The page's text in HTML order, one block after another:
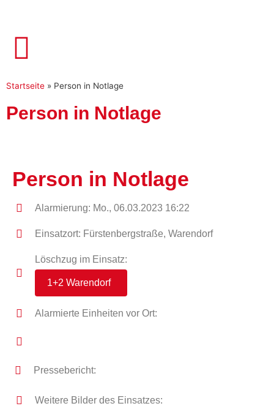
Startseite » Person in Notlage
Person in Notlage
Person in Notlage
Alarmierung: Mo., 06.03.2023 16:22
Einsatzort: Fürstenbergstraße, Warendorf
Löschzug im Einsatz:
1+2 Warendorf
Alarmierte Einheiten vor Ort:
Pressebericht:
Weitere Bilder des Einsatzes: